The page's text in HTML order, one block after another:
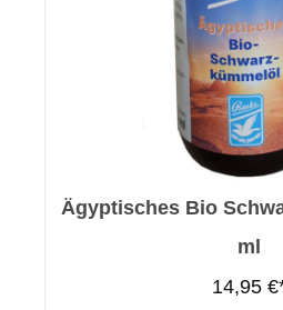
Ägyptisches Bio
ml
14,95